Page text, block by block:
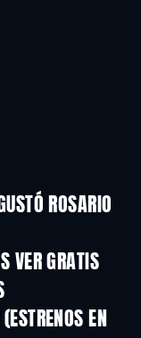
ROSARIO
VER GRATIS
EN